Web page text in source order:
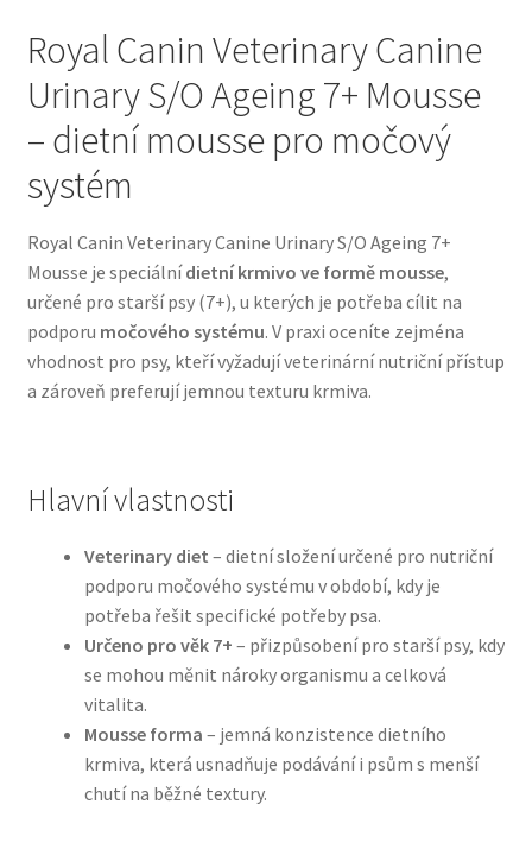
Bozita pro psy — Švédské krmivo s nordickou kvalitou
Brit pro psy
Granule pro psy
Natural Trainer pro psy — Italské krmivo s
přírodními složkami
Happy Dog — Německá kvalita a přirozené složení
Hill’s pro psy
N&D Farmina pro psy — Italské holistic krmivo
Oblečky pro psy
Pamlsky pro psy
Pelíšky pro psy
Royal Canin Veterinary Canine
Urinary S/O Ageing 7+ Mousse
– dietní mousse pro močový
systém
Royal Canin Veterinary Canine Urinary S/O Ageing 7+
Mousse je speciálnídietní krmivo ve formě mousse,
určené pro starší psy (7+), u kterých je potřeba cílit na
podporu močového systému. V praxi oceníte zejména
vhodnost pro psy, kteří vyžadují veterinární nutriční přístup
a zároveň preferují jemnou texturu krmiva.
Hlavní vlastnosti
Veterinary diet – dietní složení určené pro nutriční
podporu močového systému v období, kdy je
potřeba řešit specifické potřeby psa.
Určeno pro věk 7+ – přizpůsobení pro starší psy, kdy
se mohou měnit nároky organismu a celková
vitalita.
Mousse forma – jemná konzistence dietního
krmiva, která usnadňuje podávání i psům s menší
chutí na běžné textury.